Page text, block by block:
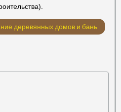
деревянных домов и бань